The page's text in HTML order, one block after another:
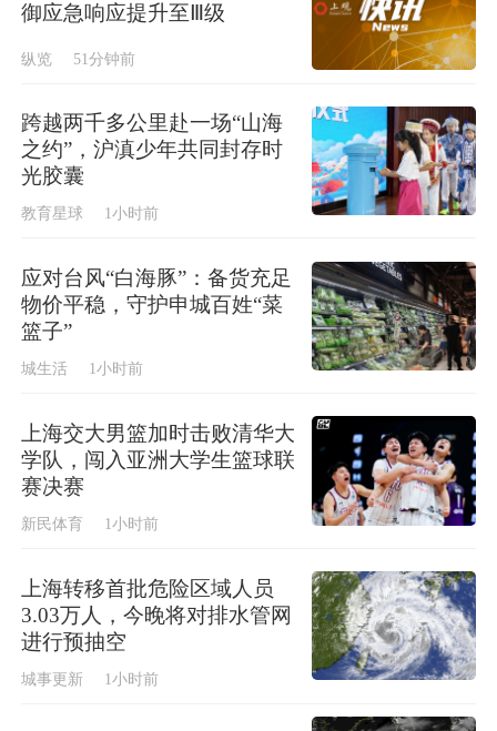
御应急响应提升至Ⅲ级
纵览 51分钟前
跨越两千多公里赴一场“山海
之约”，沪滇少年共同封存时
光胶囊
教育星球 1小时前
应对台风“白海豚”：备货充足
物价平稳，守护申城百姓“菜
篮子”
城生活 1小时前
上海交大男篮加时击败清华大
学队，闯入亚洲大学生篮球联
赛决赛
新民体育 1小时前
上海转移首批危险区域人员
3.03万人，今晚将对排水管网
进行预抽空
城事更新 1小时前